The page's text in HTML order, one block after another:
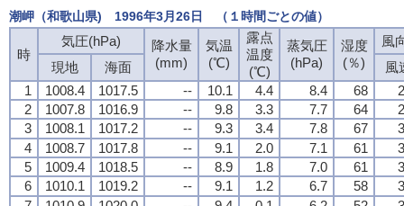
潮岬（和歌山県) 1996年3月26日 （１時間ごとの値）
時
気圧(hPa)
降水量
(mm)
気温
(℃)
露点
温度
(℃)
蒸気圧
(hPa)
湿度
(％)
風
現地
海面
風
1
1008.4 1017.5 -- 10.1 4.4 8.4 68
2
1007.8 1016.9 -- 9.8 3.3 7.7 64
3
1008.1 1017.2 -- 9.3 3.4 7.8 67
4
1008.7 1017.8 -- 9.1 2.0 7.1 61
5
1009.4 1018.5 -- 8.9 1.8 7.0 61
6
1010.1 1019.2 -- 9.1 1.2 6.7 58